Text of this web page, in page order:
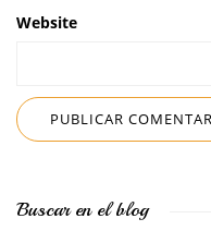
Website
Buscar en el blog